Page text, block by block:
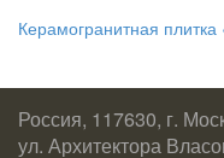
Керамогранитная
Россия, 117630, г.
ул. Архитектора